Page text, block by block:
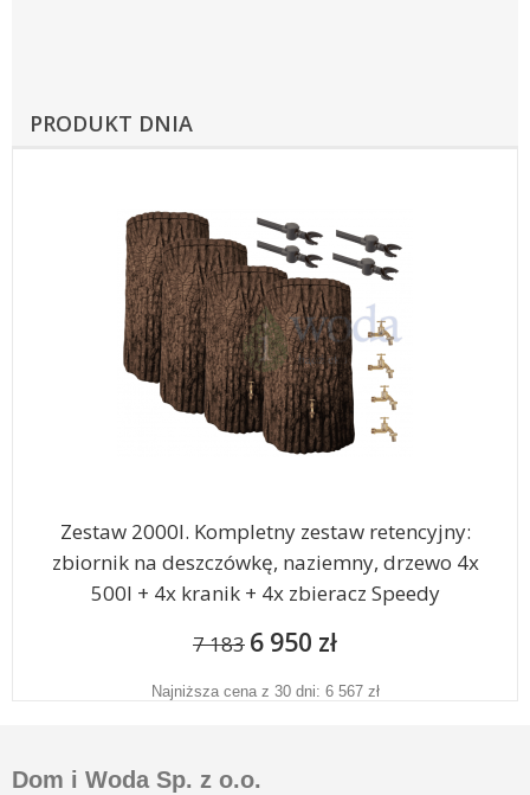
PRODUKT DNIA
Zestaw 2000l. Kompletny zestaw retencyjny:
zbiornik na deszczówkę, naziemny, drzewo 4x
500l + 4x kranik + 4x zbieracz Speedy
7 183 6 950 zł
Najniższa cena z 30 dni: 6 567 zł
Dom i Woda Sp. z o.o.